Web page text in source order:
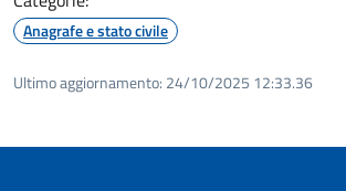
Anagrafe e stato civile
Ultimo aggiornamento: 24/10/2025 12:33.36